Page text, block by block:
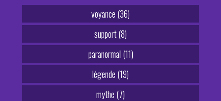
voyance (36)
support (8)
paranormal (11)
légende (19)
mythe (7)